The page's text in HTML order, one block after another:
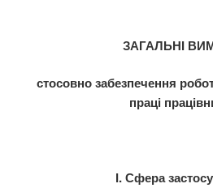
ЗАГАЛЬНІ
стосовно забезпечення
праці
І. Сфера